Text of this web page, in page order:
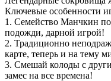
Ключевые особенности
1. Семейство Манчкин
подожди, дарной игрой!
2. Традиционно
карте, теперь и на тему
3. Смешай колоды с
замес на все времена!